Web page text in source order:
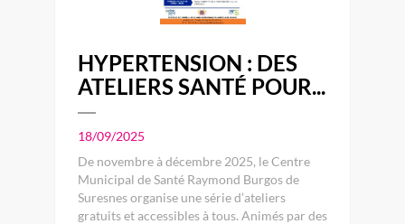
HYPERTENSION : DES
ATELIERS SANTÉ POUR...
18/09/2025
De novembre à décembre 2025, le Centre
Municipal de Santé Raymond Burgos de
Suresnes organise une série d’ateliers
gratuits et accessibles à tous. Animés par des